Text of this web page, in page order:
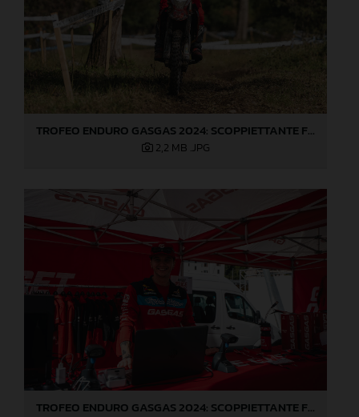
TROFEO ENDURO GASGAS 2024: SCOPPIETTANTE FINALE DI STAGIONE A LOVERE!
2,2 MB .JPG
TROFEO ENDURO GASGAS 2024: SCOPPIETTANTE FINALE DI STAGIONE A LOVERE!